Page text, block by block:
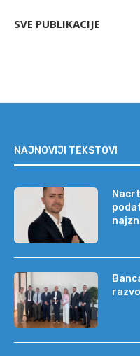
SVE PUBLIKACIJE
NAJNOVIJI TEKSTOVI